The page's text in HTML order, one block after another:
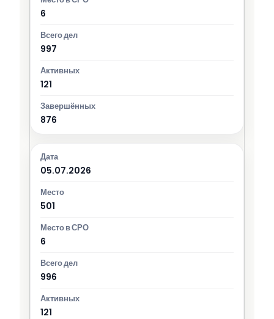
6
997
121
876
05.07.2026
501
6
996
121